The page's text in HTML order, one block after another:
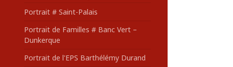
Portrait # Saint-Palais
Portrait de Familles # Banc Vert –
Dunkerque
Portrait de l'EPS Barthélémy Durand